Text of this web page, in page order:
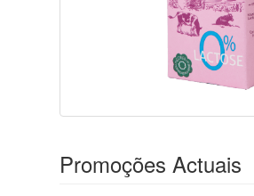
Promoções Actuais